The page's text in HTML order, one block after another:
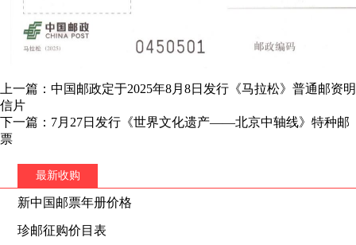
上一篇：中国邮政定于2025年8月8日发行《马拉松》普通邮资明
信片
下一篇：7月27日发行《世界文化遗产——北京中轴线》特种邮
票
最新收购
新中国邮票年册价格
珍邮征购价目表